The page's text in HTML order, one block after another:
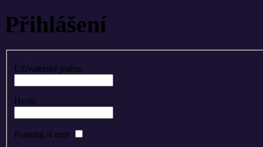
Přihlášení
Uživatelské jméno
Heslo
Pamatuj si mne